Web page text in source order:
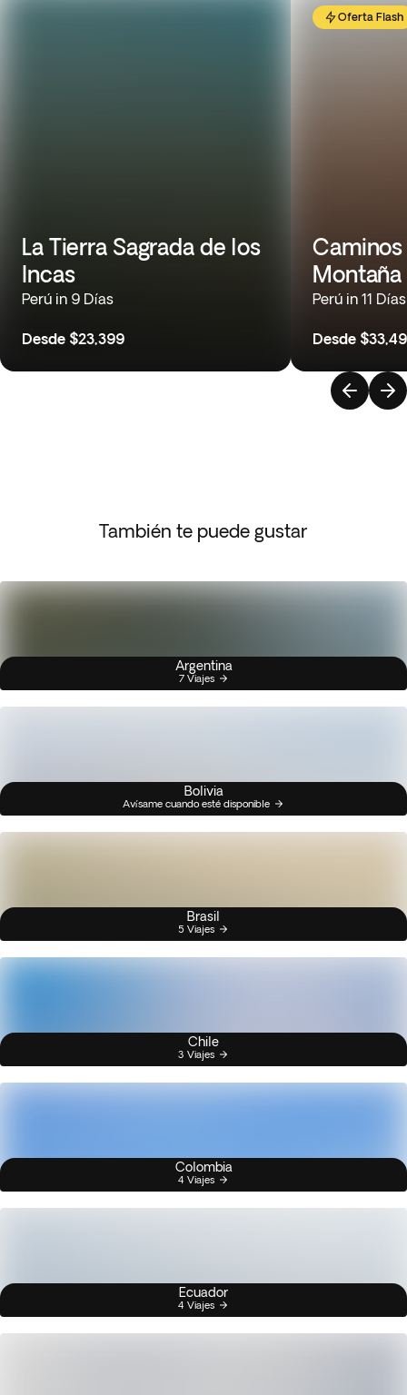
La Tierra Sagrada de los
Incas
Perú in 9 Días
Desde $23,399
Oferta Flash
Perú in 11 Días
Desde
También te puede gustar
Argentina
7 Viajes
Bolivia
Avísame cuando esté disponible
Brasil
5 Viajes
Chile
3 Viajes
Colombia
4 Viajes
Ecuador
4 Viajes